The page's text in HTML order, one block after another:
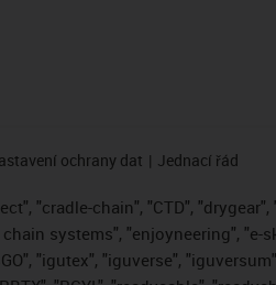
ochrany dat Jednací řád
"cradle-chain", "CTD",
systems", "enjoyneering", "e-
"igutex", "iguverse",